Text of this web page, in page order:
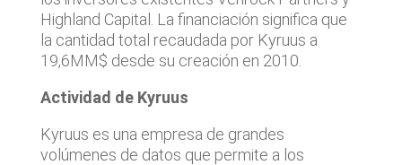
Highland Capital. La financiación significa que
la cantidad total recaudada por Kyruus a
19,6MM$ desde su creación en 2010.
Actividad de Kyruus
Kyruus es una empresa de grandes
volúmenes de datos que permite a los